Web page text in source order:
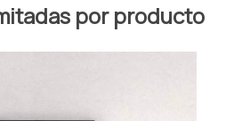
por producto